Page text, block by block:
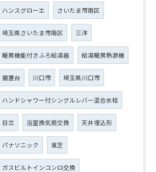
ハンスグローエ さいたま市南区
埼玉県さいたま市南区 三洋
暖房機能付きふろ給湯器 給湯暖房熱源機
据置台 川口市 埼玉県川口市
ハンドシャワー付シングルレバー混合水栓
日立 浴室換気扇交換 天井埋込形
パナソニック 東芝
ガスビルトインコンロ交換